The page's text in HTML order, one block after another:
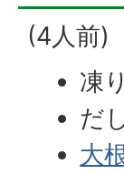
(4人前)
凍
だ
大